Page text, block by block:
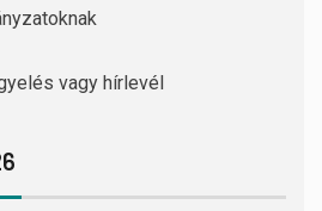
vagy hírlevél